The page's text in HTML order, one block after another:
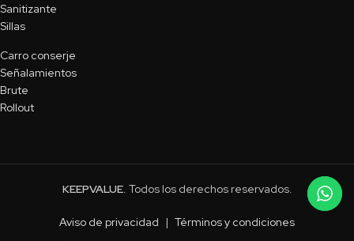
Sanitizante
Sillas
Carro conserje
Señalamientos
Brute
Rollout
KEEPVALUE. Todos los derechos reservados.
Aviso de privacidad | Términos y condiciones